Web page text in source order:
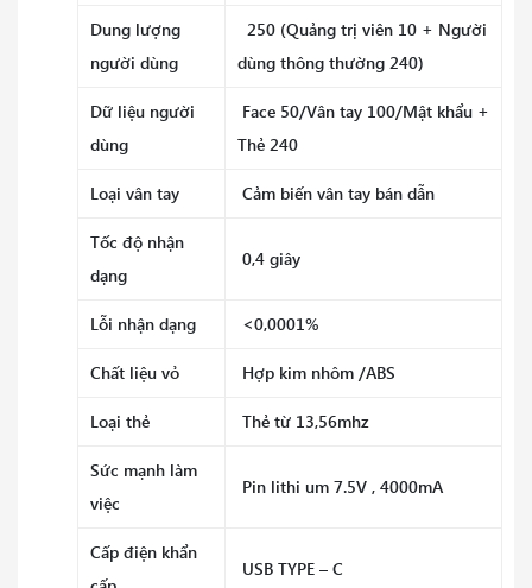
Dung lượng
người dùng
250 (Quảng trị viên 10 + Người
dùng thông thường 240)
Dữ liệu người
dùng
Face 50/Vân tay 100/Mật khẩu +
Thẻ 240
Loại vân tay Cảm biến vân tay bán dẫn
Tốc độ nhận
dạng
0,4 giây
Lỗi nhận dạng <0,0001%
Chất liệu vỏ Hợp kim nhôm /ABS
Loại thẻ Thẻ từ 13,56mhz
Sức mạnh làm
việc
Pin lithi um 7.5V , 4000mA
Cấp điện khẩn
USB TYPE – C